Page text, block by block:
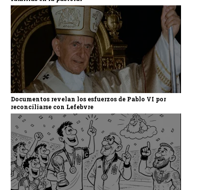
Documentos revelan los esfuerzos de Pablo VI por
reconciliarse con Lefebvre